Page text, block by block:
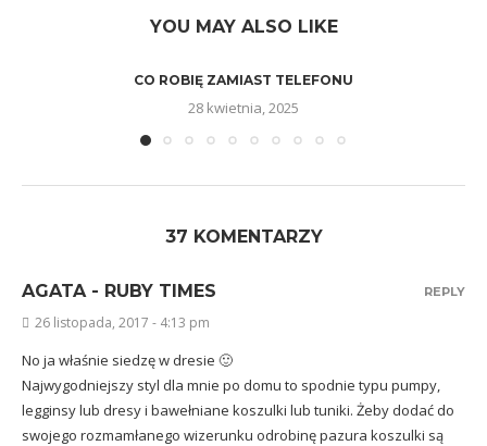
YOU MAY ALSO LIKE
CO ROBIĘ ZAMIAST TELEFONU
28 kwietnia, 2025
37 KOMENTARZY
AGATA - RUBY TIMES
26 listopada, 2017 - 4:13 pm
No ja właśnie siedzę w dresie 🙂
Najwygodniejszy styl dla mnie po domu to spodnie typu pumpy,
legginsy lub dresy i bawełniane koszulki lub tuniki. Żeby dodać do
swojego rozmamłanego wizerunku odrobinę pazura koszulki są
REPLY